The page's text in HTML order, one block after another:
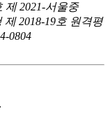
제 2021-서울중
2018-19호 원격평
0804